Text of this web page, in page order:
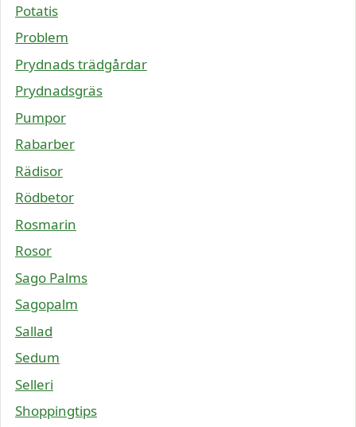
Potatis
Problem
Prydnads trädgårdar
Prydnadsgräs
Pumpor
Rabarber
Rädisor
Rödbetor
Rosmarin
Rosor
Sago Palms
Sagopalm
Sallad
Sedum
Selleri
Shoppingtips